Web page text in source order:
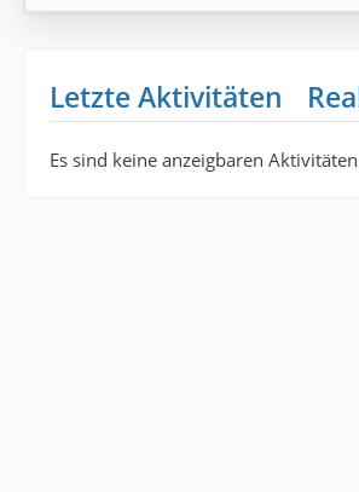
Letzte Aktivitäten
Es sind keine anzeigbaren